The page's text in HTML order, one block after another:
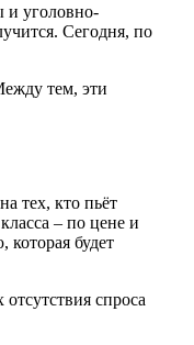
и уголовно-
Сегодня, по
тем, эти
тех, кто пьёт
– по цене и
будет
спроса